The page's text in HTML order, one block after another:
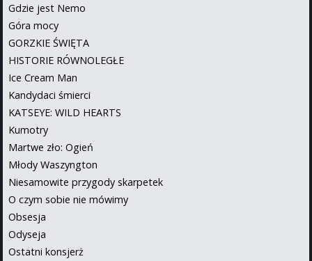
Gdzie jest Nemo
Góra mocy
GORZKIE ŚWIĘTA
HISTORIE RÓWNOLEGŁE
Ice Cream Man
Kandydaci śmierci
KATSEYE: WILD HEARTS
Kumotry
Martwe zło: Ogień
Młody Waszyngton
Niesamowite przygody skarpetek
O czym sobie nie mówimy
Obsesja
Odyseja
Ostatni konsjerż